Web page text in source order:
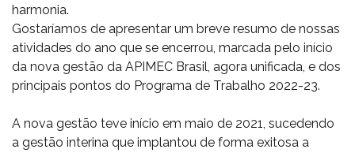
harmonia.
Gostaríamos de apresentar um breve resumo de nossas
atividades do ano que se encerrou, marcada pelo início
da nova gestão da APIMEC Brasil, agora unificada, e dos
principais pontos do Programa de Trabalho 2022-23.
A nova gestão teve início em maio de 2021, sucedendo
a gestão interina que implantou de forma exitosa a